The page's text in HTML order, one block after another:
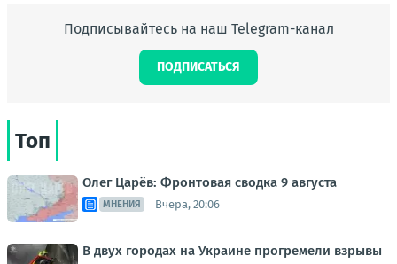
Подписывайтесь на наш Telegram-канал
ПОДПИСАТЬСЯ
Топ
Олег Царёв: Фронтовая сводка 9 августа
МНЕНИЯ Вчера, 20:06
В двух городах на Украине прогремели взрывы